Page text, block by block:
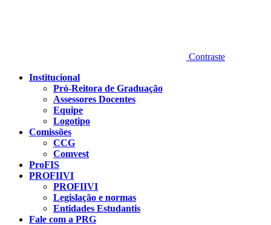
Contraste
Institucional
Pró-Reitora de Graduação
Assessores Docentes
Equipe
Logotipo
Comissões
CCG
Comvest
ProFIS
PROFIIVI
PROFIIVI
Legislação e normas
Entidades Estudantis
Fale com a PRG